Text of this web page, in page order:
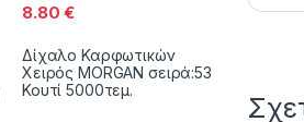
8.80€
Δίχαλο Καρφωτικών
Χειρός MORGAN σειρά:53
Κουτί 5000τεμ.